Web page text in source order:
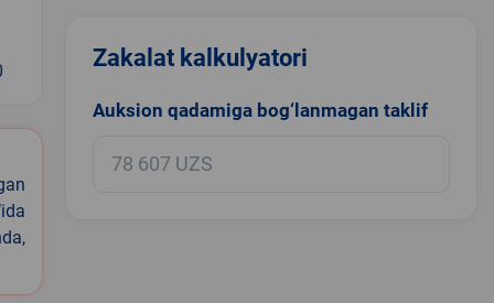
Zakalat kalkulyatori
Auksion qadamiga bog‘lanmagan taklif